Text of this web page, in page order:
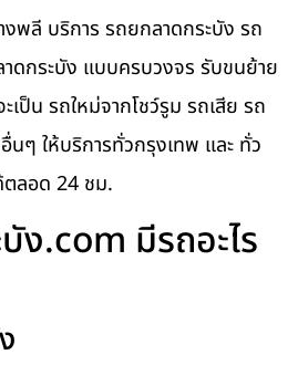
พลี บริการ รถยกลาดกระบัง รถ
าดกระบัง แบบครบวงจร รับขนย้าย
เป็น รถใหม่จากโชว์รูม รถเสีย รถ
นๆ ให้บริการทั่วกรุงเทพ และ ทั่ว
ตลอด 24 ชม.
ง.com มีรถอะไร